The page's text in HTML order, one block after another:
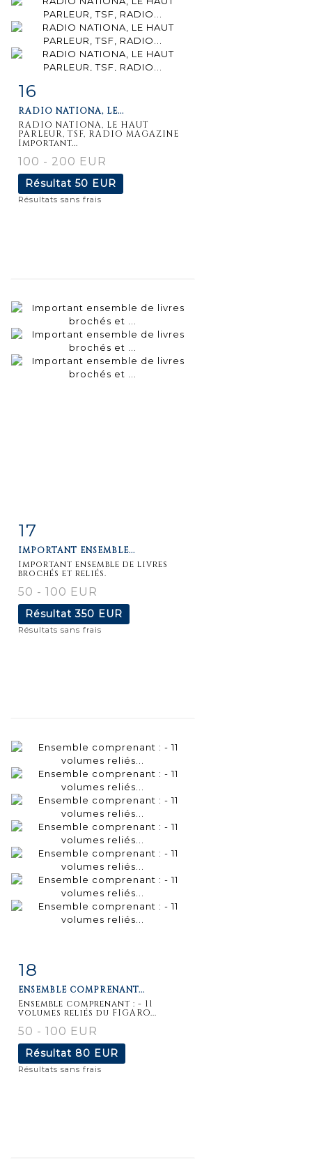
détaillée
16
RADIO NATIONA, LE...
RADIO NATIONA, LE HAUT
PARLEUR, TSF, RADIO MAGAZINE
Important...
100 - 200 EUR
Résultat 50 EUR
Résultats sans frais
17
IMPORTANT ENSEMBLE...
Important ensemble de livres
brochés et reliés.
50 - 100 EUR
Résultat350 EUR
Résultats sans frais
détaillée
18
ENSEMBLE COMPRENANT...
Ensemble comprenant : - 11
volumes reliés du FIGARO...
50 - 100 EUR
Résultat 80 EUR
Résultats sans frais